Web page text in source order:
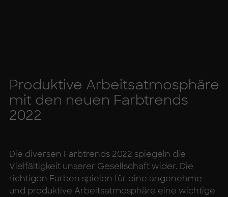
Pro­duk­ti­ve Ar­beits­at­mo­sphä­re
mit den neu­en Farb­trends
2022
Die diversen Farbtrends 2022 spiegeln die
Vielfältigkeit unserer Gesellschaft wider. Die
richtigen Farben spielen für eine angenehme
und produktive Arbeitsatmosphäre eine wichtige